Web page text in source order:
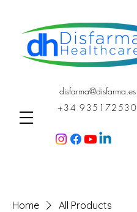
disfarma@disfarma.es
+34 935172530
Home All Products